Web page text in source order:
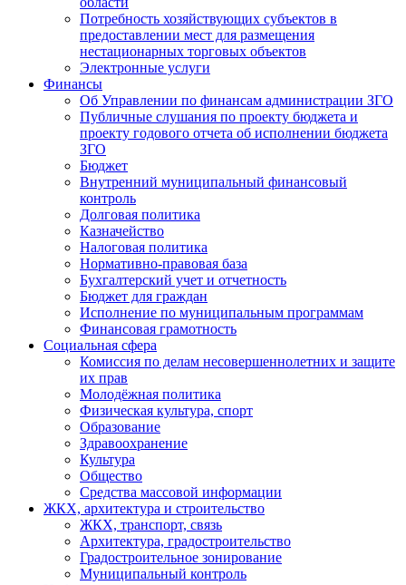
Потребность хозяйствующих субъектов в
предоставлении мест для размещения
нестационарных торговых объектов
Электронные услуги
Финансы
Об Управлении по финансам администрации ЗГО
Публичные слушания по проекту бюджета и
проекту годового отчета об исполнении бюджета
ЗГО
Бюджет
Внутренний муниципальный финансовый
контроль
Долговая политика
Казначейство
Налоговая политика
Нормативно-правовая база
Бухгалтерский учет и отчетность
Бюджет для граждан
Исполнение по муниципальным программам
Финансовая грамотность
Социальная сфера
Комиссия по делам несовершеннолетних и защите
их прав
Молодёжная политика
Физическая культура, спорт
Образование
Здравоохранение
Культура
Общество
Средства массовой информации
ЖКХ, архитектура и строительство
ЖКХ, транспорт, связь
Архитектура, градостроительство
Градостроительное зонирование
Муниципальный контроль